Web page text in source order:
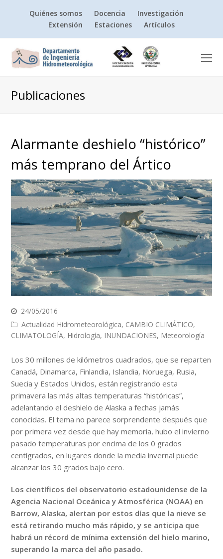
Quiénes somos Docencia
Investigación
Extensión
Estaciones Artículos
Publicaciones
Alarmante deshielo “histórico”
más temprano del Ártico
24/05/2016
Actualidad Hidrometeorológica, CAMBIO CLIMÁTICO,
CLIMATOLOGÍA, Hidrología, INUNDACIONES, Meteorología
Los 30 millones de kilómetros cuadrados, que se reparten
Canadá, Dinamarca, Finlandia, Islandia, Noruega, Rusia,
Suecia y Estados Unidos, están registrando esta
primavera las más altas temperaturas “históricas”,
adelantando el deshielo de Alaska a fechas jamás
conocidas. El tema no parece sorprendente después que
por primera vez desde que hay memoria, hubo el invierno
pasado temperaturas por encima de los 0 grados
centígrados, en lugares donde la media invernal puede
alcanzar los 30 grados bajo cero.
Los científicos del observatorio estadounidense de la
Agencia Nacional Oceánica y Atmosférica (NOAA) en
Barrow, Alaska, alertan por estos días que la nieve se
está retirando mucho más rápido, y se anticipa que
habrá un récord de mínima extensión del hielo marino,
superando la marca del año pasado.